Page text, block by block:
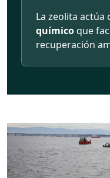
La zeolita actúa
químicoque
recuperación